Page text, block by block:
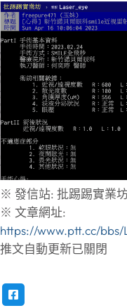
※ 發信站: 批踢踢實業
※ 文章網址:
https://www.ptt.cc/bbs/
推文自動更新已關閉